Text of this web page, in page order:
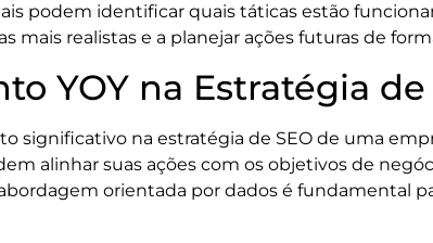
podem identificar quais táticas estão
mais realistas e a planejar ações futuras de
YOY na Estratégia de
significativo na estratégia de SEO de uma
alinhar suas ações com os objetivos de
orientada por dados é fundamental